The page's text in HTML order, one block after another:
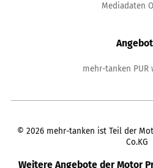
Mediadaten
mehr-tanken PUR
© 2026 mehr-tanken ist Teil der
Co.KG
Weitere Angebote der Motor